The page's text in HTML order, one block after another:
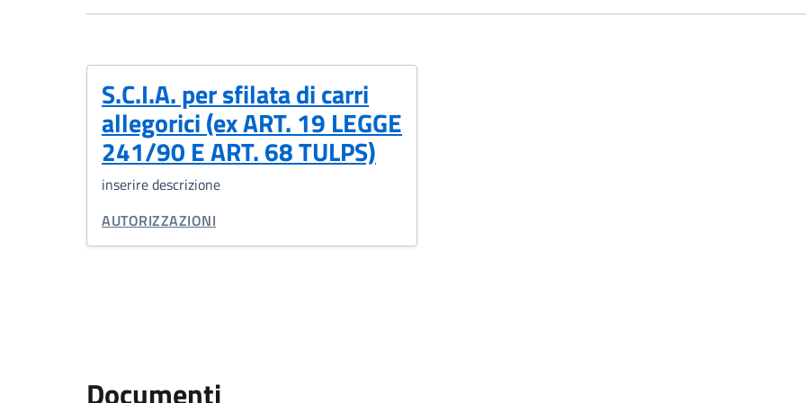
S.C.I.A. per sfilata di carri
allegorici (ex ART. 19 LEGGE
241/90 E ART. 68 TULPS)
inserire descrizione
CATEGORIA CORRELATA:
AUTORIZZAZIONI
Documenti